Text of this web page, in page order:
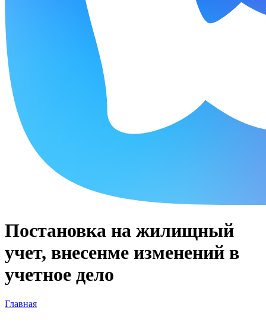
Постановка на жилищный
учет, внесенме изменений в
учетное дело
Главная